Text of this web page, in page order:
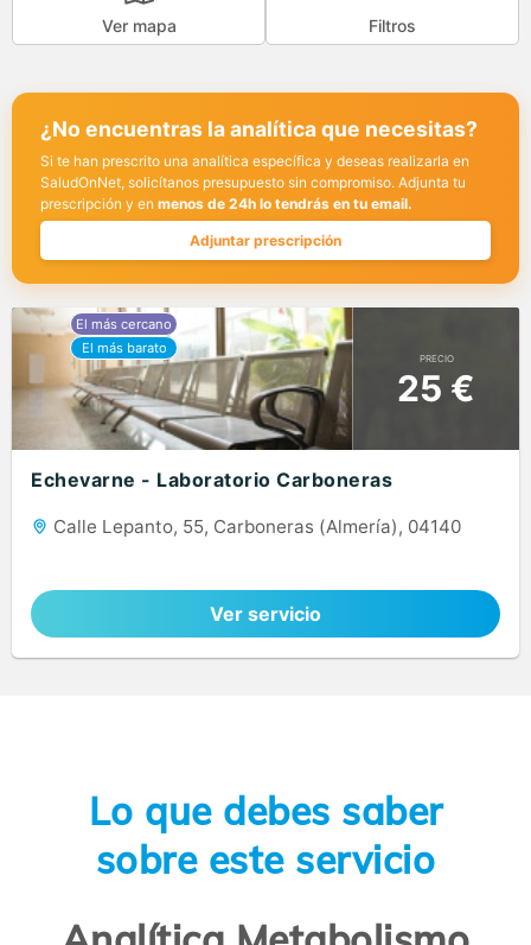
Ver mapa Filtros
¿No encuentras la analítica que necesitas?
Si te han prescrito una analítica específica y deseas realizarla en
SaludOnNet, solicítanos presupuesto sin compromiso. Adjunta tu
prescripción y en menos de 24h lo tendrás en tu email.
Adjuntar prescripción
PRECIO
25 €
Echevarne - Laboratorio Carboneras
Calle Lepanto, 55, Carboneras (Almería), 04140
Ver servicio
Lo que debes saber
sobre este servicio